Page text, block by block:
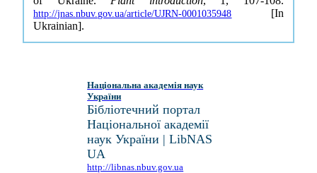
http://jnas.nbuv.gov.ua/article/UJRN-0001035948 [In
Ukrainian].
Національна академія наук
України
Бібліотечний портал
Національної академії
наук України | LibNAS
UA
http://libnas.nbuv.gov.ua